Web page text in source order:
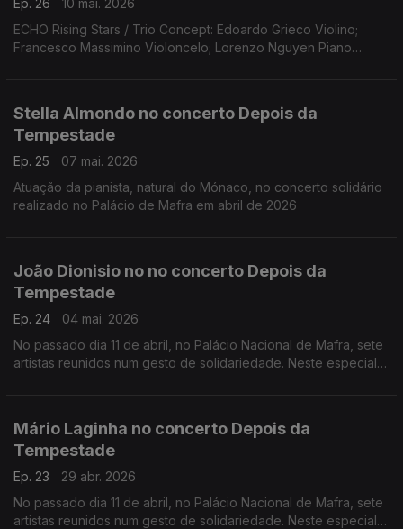
Ep. 26
10 mai. 2026
ECHO Rising Stars / Trio Concept: Edoardo Grieco Violino;
Francesco Massimino Violoncelo; Lorenzo Nguyen Piano
Stella Almondo no concerto Depois da
Tempestade
Ep. 25
07 mai. 2026
Atuação da pianista, natural do Mónaco, no concerto solidário
realizado no Palácio de Mafra em abril de 2026
João Dionisio no no concerto Depois da
Tempestade
Ep. 24
04 mai. 2026
No passado dia 11 de abril, no Palácio Nacional de Mafra, sete
artistas reunidos num gesto de solidariedade. Neste especial
Mário Laginha no concerto Depois da
Tempestade
Ep. 23
29 abr. 2026
No passado dia 11 de abril, no Palácio Nacional de Mafra, sete
artistas reunidos num gesto de solidariedade. Neste especial